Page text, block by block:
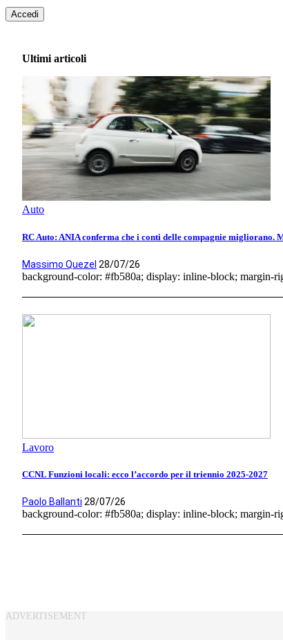
Accedi
Ultimi articoli
Auto
RC Auto: ANIA conferma che i conti delle compagnie migliorano.
Massimo Quezel 28/07/26
background-color: #fb580a; display: inline-block; margin-
Lavoro
CCNL Funzioni locali: ecco l’accordo per il triennio 2025-2027
Paolo Ballanti 28/07/26
background-color: #fb580a; display: inline-block; margin-